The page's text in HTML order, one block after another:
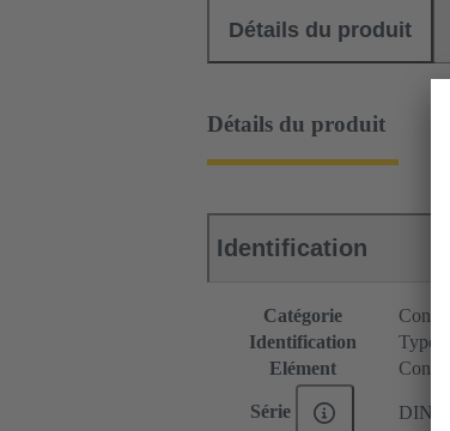
Détails du produit
Détails du produit
Identification
Catégorie
Identification
Type E
Elément
Série DIN